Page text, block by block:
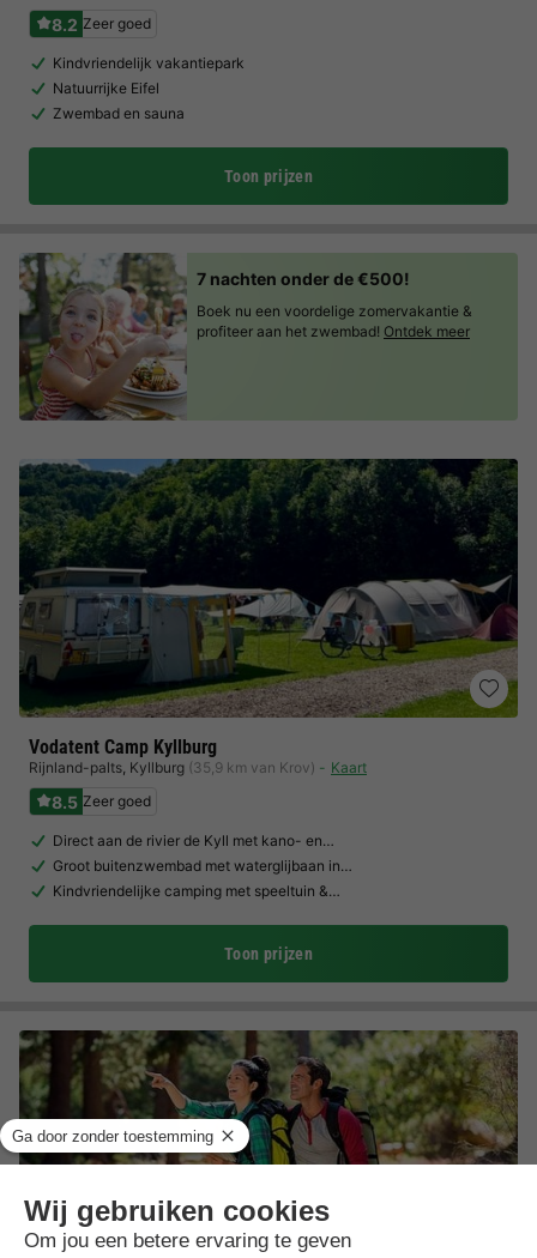
8.2 Zeer goed
Kindvriendelijk vakantiepark
Natuurrijke Eifel
Zwembad en sauna
Toon prijzen
Vodatent Camp Kyllburg
Rijnland-palts, Kyllburg (35,9 km van Krov) Kaart
8.5 Zeer goed
Direct aan de rivier de Kyll met kano- en…
Groot buitenzwembad met waterglijbaan in…
Kindvriendelijke camping met speeltuin &…
Toon prijzen
7 nachten onder de €500!
Boek nu een voordelige zomervakantie &
profiteer aan het zwembad! Ontdek meer